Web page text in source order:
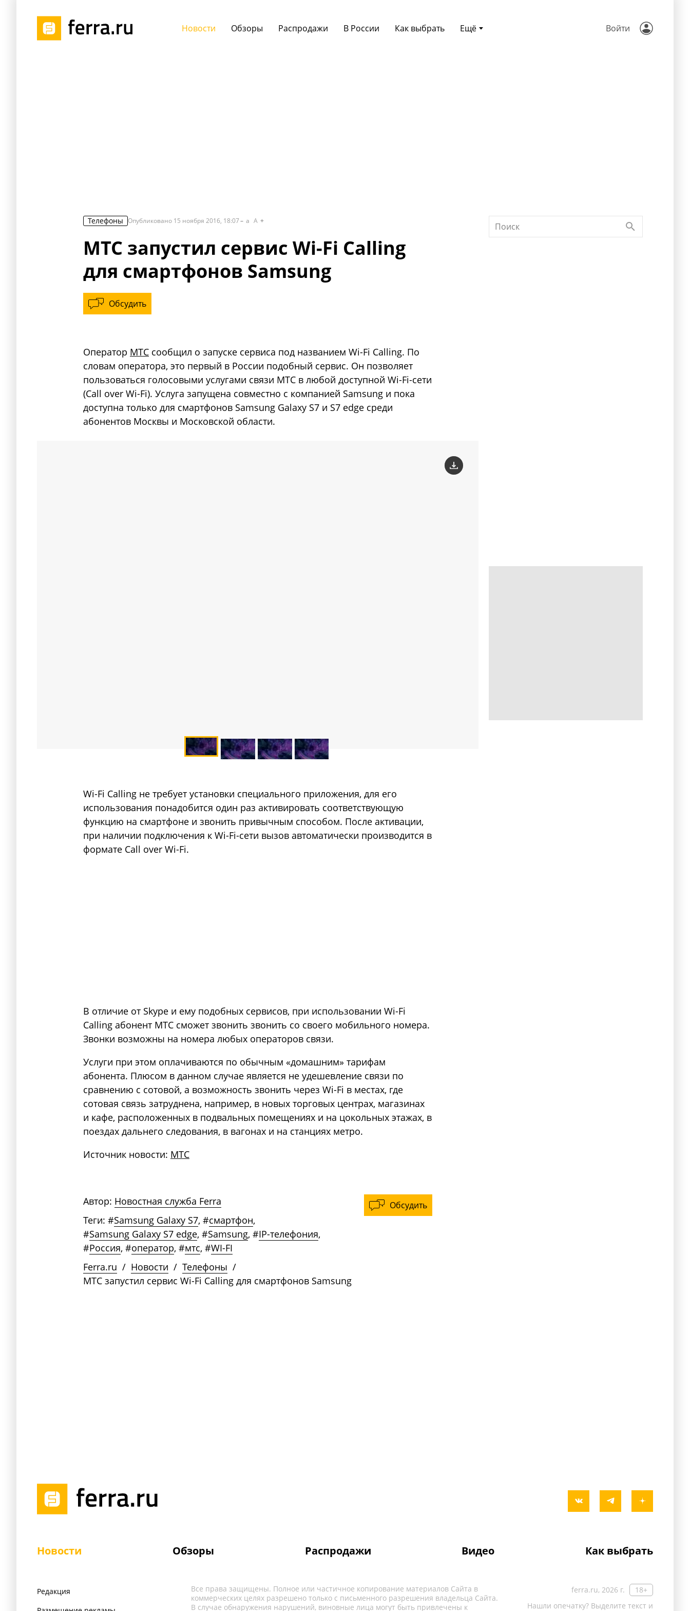
Ещё
Новости Обзоры Распродажи В России Как выбрать Войти
Телефоны Опубликовано 15 ноября 2016, 18:07 a A
МТС запустил сервис Wi-Fi Calling
для смартфонов Samsung
Обсудить
Оператор МТС сообщил о запуске сервиса под названием Wi-Fi Calling. По
словам оператора, это первый в России подобный сервис. Он позволяет
пользоваться голосовыми услугами связи МТС в любой доступной Wi-Fi-сети
(Call over Wi-Fi). Услуга запущена совместно с компанией Samsung и пока
доступна только для смартфонов Samsung Galaxy S7 и S7 edge среди
абонентов Москвы и Московской области.
Wi-Fi Calling не требует установки специального приложения, для его
использования понадобится один раз активировать соответствующую
функцию на смартфоне и звонить привычным способом. После активации,
при наличии подключения к Wi-Fi-сети вызов автоматически производится в
формате Call over Wi-Fi.
В отличие от Skype и ему подобных сервисов, при использовании Wi-Fi
Calling абонент МТС сможет звонить звонить со своего мобильного номера.
Звонки возможны на номера любых операторов связи.
Услуги при этом оплачиваются по обычным «домашним» тарифам
абонента. Плюсом в данном случае является не удешевление связи по
сравнению с сотовой, а возможность звонить через Wi-Fi в местах, где
сотовая связь затруднена, например, в новых торговых центрах, магазинах
и кафе, расположенных в подвальных помещениях и на цокольных этажах, в
поездах дальнего следования, в вагонах и на станциях метро.
Источник новости: МТС
Обсудить
Автор: Новостная служба Ferra
Теги: #Samsung Galaxy S7, #смартфон,
#Samsung Galaxy S7 edge, #Samsung, #IP-телефония,
#Россия, #оператор, #мтс, #WI-FI
Ferra.ru / Новости / Телефоны /
МТС запустил сервис Wi-Fi Calling для смартфонов Samsung
Новости Обзоры Распродажи Видео Как выбрать
Редакция
ferra.ru, 2026 г.
18+
Нашли опечатку? Выделите текст и
Все права защищены. Полное или частичное копирование материалов Сайта в
коммерческих целях разрешено только с письменного разрешения владельца Сайта.
В случае обнаружения нарушений, виновные лица могут быть привлечены к